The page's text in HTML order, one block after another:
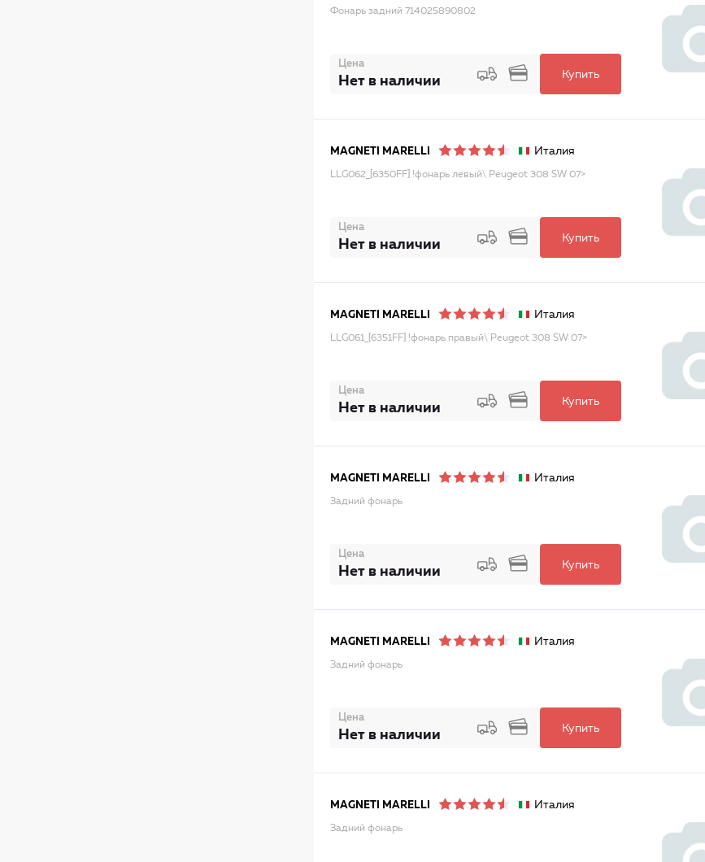
Фонарь задний 714025890802
Цена
Нет в наличии Купить
MAGNETI MARELLI Италия
LLG062_[6350FF] !фонарь левый\ Peugeot 308 SW 07>
Цена
Нет в наличии Купить
MAGNETI MARELLI Италия
LLG061_[6351FF] !фонарь правый\ Peugeot 308 SW 07>
Цена
Нет в наличии Купить
MAGNETI MARELLI Италия
Задний фонарь
Цена
Нет в наличии Купить
MAGNETI MARELLI Италия
Задний фонарь
Цена
Нет в наличии Купить
MAGNETI MARELLI Италия
Задний фонарь